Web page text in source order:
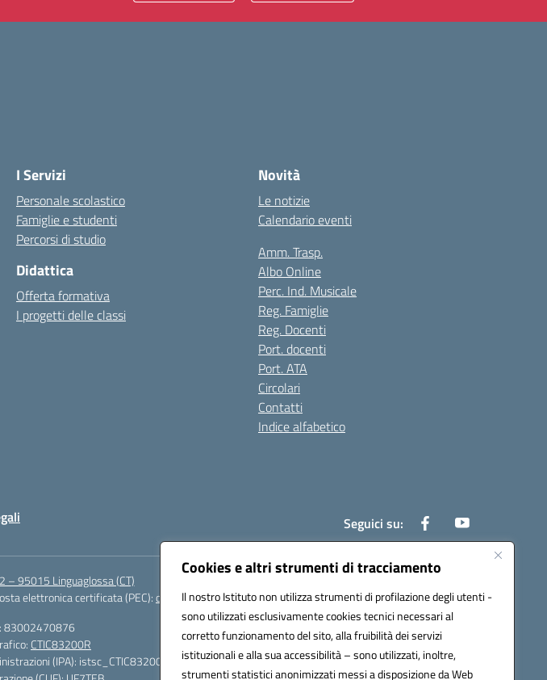
Cookies e altri strumenti di tracciamento
Il nostro Istituto non utilizza strumenti di profilazione degli utenti -
sono utilizzati esclusivamente cookies tecnici necessari al
corretto funzionamento del sito, alla fruibilità dei servizi
istituzionali e alla sua accessibilità – sono utilizzati, inoltre,
strumenti statistici anonimizzati messi a disposizione da Web
I Servizi
Personale scolastico
Famiglie e studenti
Percorsi di studio
Didattica
Offerta formativa
I progetti delle classi
Novità
Le notizie
Calendario eventi
Amm. Trasp.
Albo Online
Perc. Ind. Musicale
Reg. Famiglie
Reg. Docenti
Port. docenti
Port. ATA
Circolari
Contatti
Indice alfabetico
Seguici su:
– 95015 Linguaglossa (CT)
elettronica certificata (PEC):ctic83200r@pec.istruzione.it
83002470876
CTIC83200R
(IPA): istsc_CTIC83200R